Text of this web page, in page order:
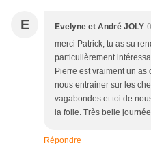
E Evelyne et André JOLY
merci Patrick, tu as su
particulièrement
Pierre est vraiment un
nous entrainer sur les
vagabondes et toi de
la folie. Très belle
Répondre